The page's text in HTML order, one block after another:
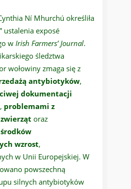
Ní Mhurchú określiła
” ustalenia exposé
w Irish Farmers’ Journal.
śledztwa
wołowiny zmaga się z
antybiotyków,
dokumentacji
problemami z
oraz
wzrost,
w Unii Europejskiej. W
powszechną
silnych antybiotyków